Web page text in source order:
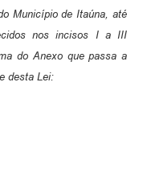
Município de Itaúna, até
nos incisos I a III
do Anexo que passa a
desta Lei: